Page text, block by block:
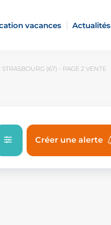
vacances Actualités
(67) - PAGE 2 VENTE
Créer une alerte